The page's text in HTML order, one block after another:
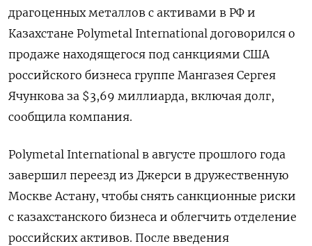
драгоценных металлов с активами в РФ и
Казахстане Polymetal International договорился о
продаже находящегося под санкциями США
российского бизнеса группе Мангазея Сергея
Ячункова за $3,69 миллиарда, включая долг,
сообщила компания.
Polymetal International в августе прошлого года
завершил переезд из Джерси в дружественную
Москве Астану, чтобы снять санкционные риски
c казахстанского бизнеса и облегчить отделение
российских активов. После введения